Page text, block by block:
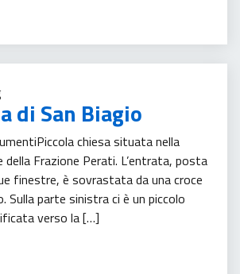
di San Biagio
chiesa situata nella
Frazione Perati. L’entrata, posta
finestre, è sovrastata da una croce
Sulla parte sinistra ci è un piccolo
verso la […]